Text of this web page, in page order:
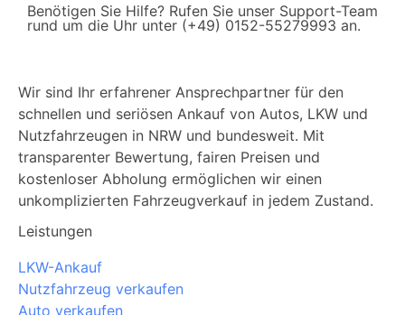
Benötigen Sie Hilfe? Rufen Sie unser Support-Team
rund um die Uhr unter (+49) 0152-55279993 an.
Wir sind Ihr erfahrener Ansprechpartner für den
schnellen und seriösen Ankauf von Autos, LKW und
Nutzfahrzeugen in NRW und bundesweit. Mit
transparenter Bewertung, fairen Preisen und
kostenloser Abholung ermöglichen wir einen
unkomplizierten Fahrzeugverkauf in jedem Zustand.
Leistungen
LKW-Ankauf
Nutzfahrzeug verkaufen
Auto verkaufen